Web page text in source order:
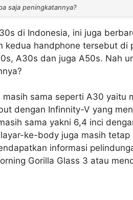
saja peningkatannya?
di Indonesia, ini juga
kedua handphone tersebut di
A30s dan juga A50s. Nah
sama seperti A30 yaitu
dengan Infinnity-V yang
sama yakni 6,4 inci
ke-body juga masih
informasi
Gorilla Glass 3 atau